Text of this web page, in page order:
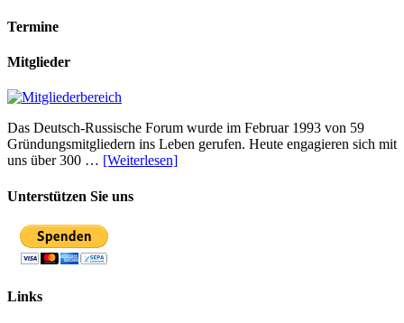
Termine
Mitglieder
Das Deutsch-Russische Forum wurde im Februar 1993 von 59
Gründungsmitgliedern ins Leben gerufen. Heute engagieren sich mit
uns über 300 … [Weiterlesen]
Unterstützen Sie uns
Links